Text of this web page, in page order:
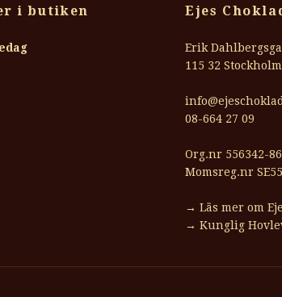
i butiken Ejes
Erik
115 32 Stockholm
08-664 27 09
Org.nr 556342-
Momsreg.nr
→ Läs mer om
→ Kunglig